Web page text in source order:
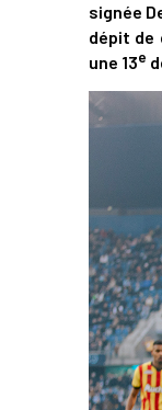
signée
dépit de
une 13e